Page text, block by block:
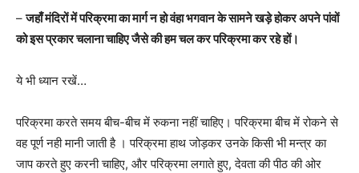
–जहाँ मंदिरों में परिक्रमा का मार्ग न हो वंहा भगवान के सामने खड़े होकर अपने पांवों
को इस प्रकार चलाना चाहिए जैसे की हम चल कर परिक्रमा कर रहे हों।
ये भी ध्यान रखें…
परिक्रमा करते समय बीच-बीच में रुकना नहीं चाहिए। परिक्रमा बीच में रोकने से
वह पूर्ण नही मानी जाती है । परिक्रमा हाथ जोड़कर उनके किसी भी मन्त्र का
जाप करते हुए करनी चाहिए, और परिक्रमा लगाते हुए, देवता की पीठ की ओर